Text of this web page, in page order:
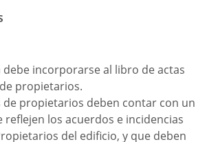
debe incorporarse al libro de actas
propietarios.
de propietarios deben contar con un
reflejen los acuerdos e incidencias
del edificio, y que deben